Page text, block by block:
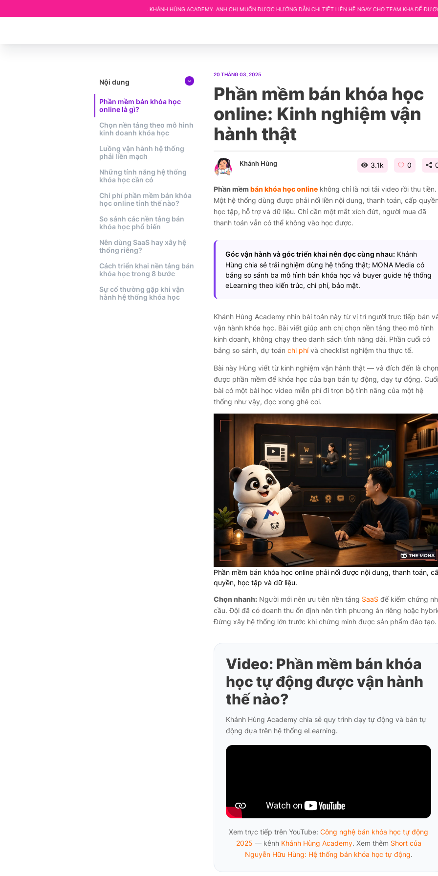
MẶT TRÊN HỆ THỐNG KHÓA HỌC CỦA KHÁNH HÙNG ACADEMY. ANH CHỊ MUỐN ĐƯỢC HƯỚNG DẪN CHI TIẾT LIÊN HỆ NGAY CHO TEAM KHA ĐỂ ĐƯỢC HỖ TRỢ.
Nội dung
Phần mềm bán khóa học
online là gì?
Chọn nền tảng theo mô hình
kinh doanh khóa học
Luồng vận hành hệ thống
phải liền mạch
Những tính năng hệ thống
khóa học cần có
Chi phí phần mềm bán khóa
học online tính thế nào?
So sánh các nền tảng bán
khóa học phổ biến
Nên dùng SaaS hay xây hệ
thống riêng?
Cách triển khai nền tảng bán
khóa học trong 8 bước
Sự cố thường gặp khi vận
hành hệ thống khóa học
20 THÁNG 03, 2025
Phần mềm bán khóa học
online: Kinh nghiệm vận
hành thật
Khánh Hùng 3.1k 0
Phần mềmbán khóa học onlinekhông chỉ là nơi tải video rồi thu tiền.
Một hệ thống dùng được phải nối liền nội dung, thanh toán, cấp
học tập, hỗ trợ và dữ liệu. Chỉ cần một mắt xích đứt, người mua đã
thanh toán vẫn có thể không vào học được.
Góc vận hành và góc triển khai nên đọc cùng nhau: Khánh
Hùng chia sẻ trải nghiệm dùng hệ thống thật; MONA Media có
bảng so sánh ba mô hình bán khóa học và buyer guide hệ thống
eLearning theo kiến trúc, chi phí, bảo mật.
Khánh Hùng Academy nhìn bài toán này từ vị trí người trực tiếp bán
vận hành khóa học. Bài viết giúp anh chị chọn nền tảng theo mô hình
kinh doanh, không chạy theo danh sách tính năng dài. Phần cuối có
bảng so sánh, dự toán chi phívà checklist nghiệm thu thực tế.
Bài này Hùng viết từ kinh nghiệm vận hành thật — và đích đến là chọn
được phần mềm để khóa học của bạn bán tự động, dạy tự động. Cuối
bài có một bài học video miễn phí đi trọn bộ tính năng của một hệ
thống như vậy, đọc xong ghé coi.
Phần mềm bán khóa học online phải nối được nội dung, thanh toán,
quyền, học tập và dữ liệu.
Chọn nhanh:Người mới nên ưu tiên nền tảng SaaSđể kiểm chứng
cầu. Đội đã có doanh thu ổn định nên tính phương án riêng hoặc
Đừng xây hệ thống lớn trước khi chứng minh được sản phẩm đào tạo.
Video: Phần mềm bán khóa
học tự động được vận hành
thế nào?
Khánh Hùng Academy chia sẻ quy trình dạy tự động và bán tự
động dựa trên hệ thống eLearning.
Xem trực tiếp trên YouTube: Công nghệ bán khóa học tự động
2025 — kênh Khánh Hùng Academy. Xem thêm Short của
Nguyễn Hữu Hùng: Hệ thống bán khóa học tự động.